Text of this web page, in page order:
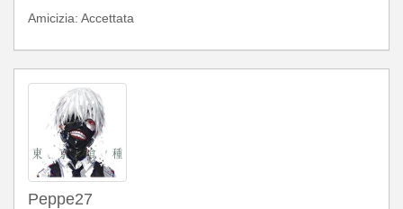
Amicizia: Accettata
Peppe27